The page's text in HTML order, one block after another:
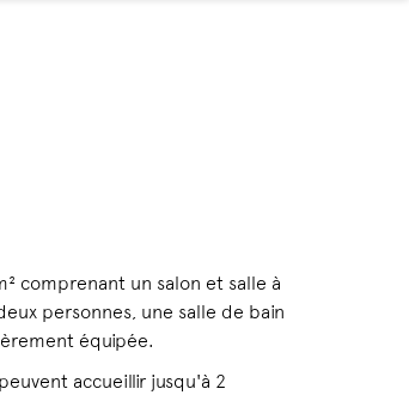
comprenant un salon et salle à
personnes, une salle de bain
équipée.
accueillir jusqu'à 2